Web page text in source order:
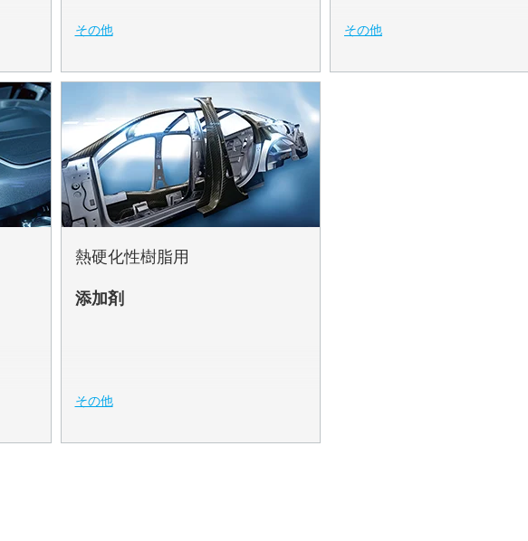
その他 その他
熱硬化性樹脂用
添加剤
その他